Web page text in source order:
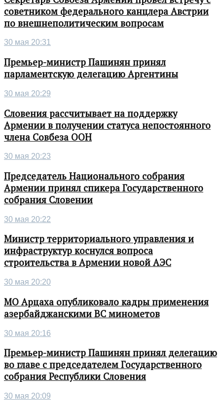
советником федерального канцлера Австрии
по внешнеполитическим вопросам
30 мая 20:31
Премьер-министр Пашинян принял
парламентскую делегацию Аргентины
30 мая 20:29
Словения рассчитывает на поддержку
Армении в получении статуса непостоянного
члена Совбеза ООН
30 мая 20:23
Председатель Национального собрания
Армении принял спикера Государственного
собрания Словении
30 мая 20:22
Министр территориального управления и
инфраструктур коснулся вопроса
строительства в Армении новой АЭС
30 мая 20:20
МО Арцаха опубликовало кадры применения
азербайджанскими ВС минометов
30 мая 20:16
Премьер-министр Пашинян принял делегацию
во главе с председателем Государственного
собрания Республики Словения
30 мая 20:09